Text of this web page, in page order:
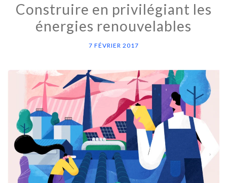
Construire en privilégiant les
énergies renouvelables
7 FÉVRIER 2017